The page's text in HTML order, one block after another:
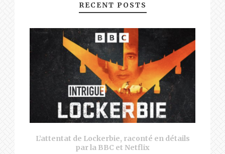
RECENT POSTS
L’attentat de Lockerbie, raconté en détails
par la BBC et Netflix